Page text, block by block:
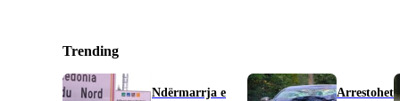
Trending
Ndërmarrja e
Arrestohet